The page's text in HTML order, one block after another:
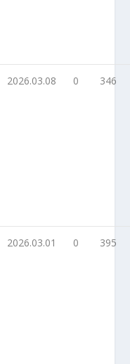
2026.03.08 0 346
2026.03.01 0 395